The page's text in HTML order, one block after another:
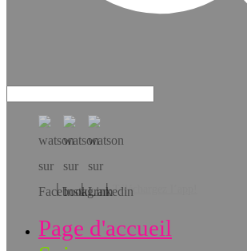
Téléchargez l’app!
Page d'accueil